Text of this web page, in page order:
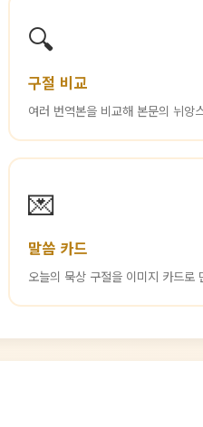
🔍
구절 비교
여러 번역본을 비교해 본문의 뉘앙
💌
말씀 카드
오늘의 묵상 구절을 이미지 카드로